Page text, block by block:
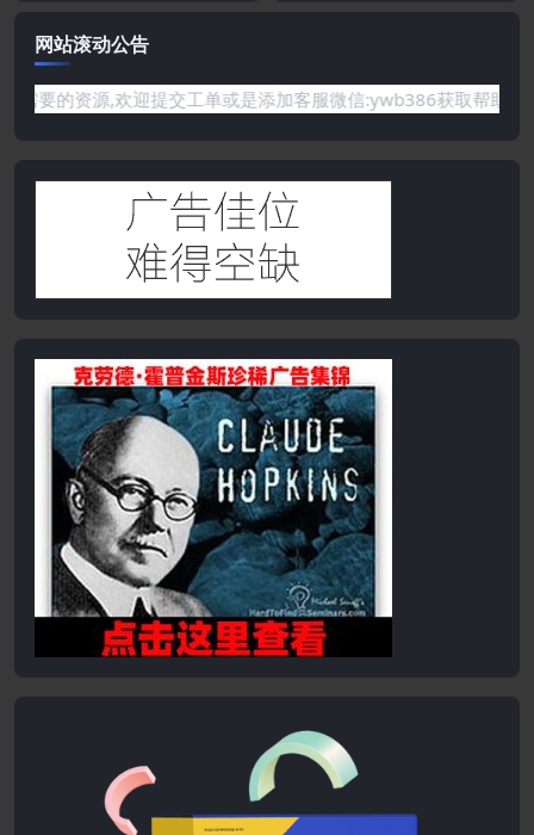
网站滚动公告
有你需要的资源,欢迎提交工单或是添加客服微信:ywb386获取帮